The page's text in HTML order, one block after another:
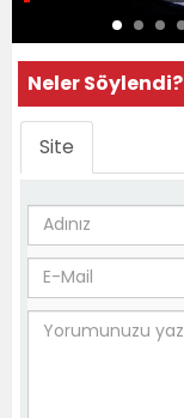
Neler Söylendi?
Site